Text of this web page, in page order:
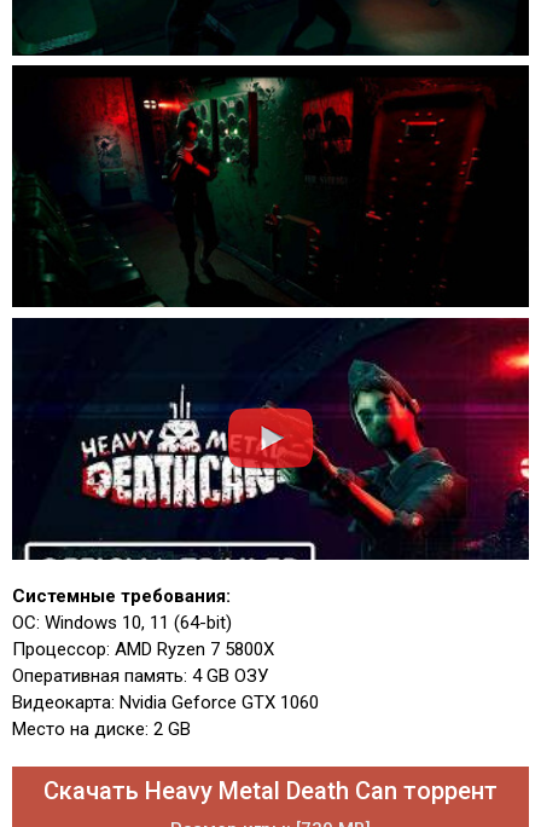
Системные требования:
ОС: Windows 10, 11 (64-bit)
Процессор: AMD Ryzen 7 5800X
Оперативная память: 4 GB ОЗУ
Видеокарта: Nvidia Geforce GTX 1060
Место на диске: 2 GB
Скачать Heavy Metal Death Can торрент